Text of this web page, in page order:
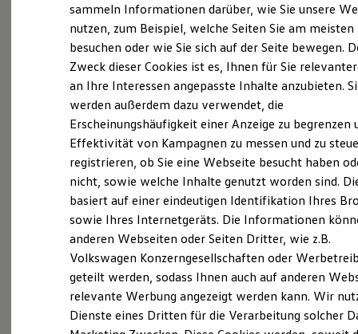
Reichweite
Reichweite der ID. Modelle
Reichweite im Winter
Laden
Laden unterwegs
Laden Zuhause
Ladezeitensimulator
Batterie
Sicherheit
Garantie und Lebensdauer
Nachhaltigkeit
Technologie
Kosten und Kauf
Verbrauchskosten
Kaufoptionen
E-Auto-Förderung
Software und Konnektivität
Die ID. Software 6
ID. Software Versionen und Updates
Digitale Extras
Schnittstellen zu Ihrem ID.
Impressum & Rechtliches)
Ganz selbstverständlich.Das
Gebrauchtwagen-
Leistungsversprechen.
Rundum sicher: der 360° Gebrauchtwagen
Bevor ein VolkswagenZertifizierter
Gebrauchtwagenan unsere Kunden
sammeln Informationen darüber, wie Sie unsere
nutzen, zum Beispiel, welche Seiten Sie am meisten
besuchen oder wie Sie sich auf der Seite bewegen.
Zweck dieser Cookies ist es, Ihnen für Sie
an Ihre Interessen angepasste Inhalte anzubieten.
werden außerdem dazu verwendet, die
Erscheinungshäufigkeit einer Anzeige zu begrenzen
Effektivität von Kampagnen zu messen und zu
registrieren, ob Sie eine Webseite besucht haben
nicht, sowie welche Inhalte genutzt worden sind.
basiert auf einer eindeutigen Identifikation Ihres
sowie Ihres Internetgeräts. Die Informationen
anderen Webseiten oder Seiten Dritter, wie z.B.
Volkswagen Konzerngesellschaften oder
geteilt werden, sodass Ihnen auch auf anderen
relevante Werbung angezeigt werden kann. Wir
Dienste eines Dritten für die Verarbeitung solcher